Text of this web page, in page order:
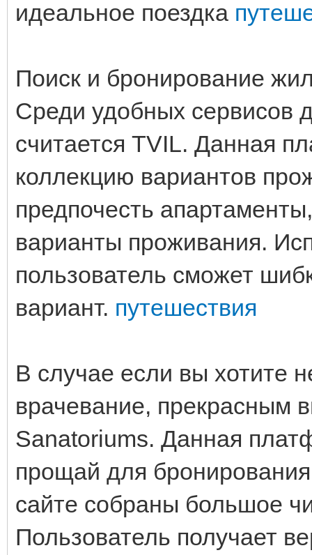
идеальное поездка
Поиск и бронирование
Среди удобных сервисов
считается TVIL. Данная
коллекцию вариантов
предпочесть
варианты проживания.
пользователь сможет
вариант. путешествия
В случае если вы хотите
врачевание, прекрасным
Sanatoriums. Данная
прощай для
сайте собраны большое
Пользователь получает